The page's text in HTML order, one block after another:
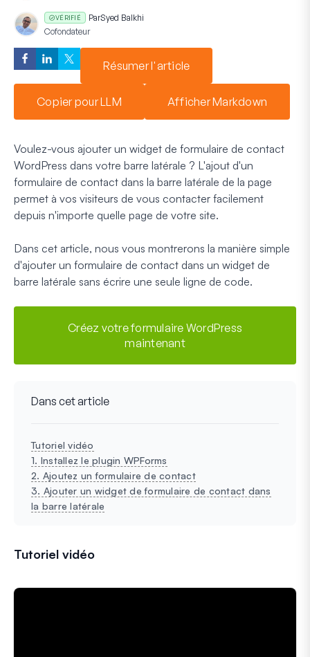
VÉRIFIÉ ParSyed Balkhi
Cofondateur
Résumer l'article
Copier pour LLM Afficher Markdown
Voulez-vous ajouter un widget de formulaire de contact
WordPress dans votre barre latérale ? L'ajout d'un
formulaire de contact dans la barre latérale de la page
permet à vos visiteurs de vous contacter facilement
depuis n'importe quelle page de votre site.
Dans cet article, nous vous montrerons la manière simple
d'ajouter un formulaire de contact dans un widget de
barre latérale sans écrire une seule ligne de code.
Créez votre formulaire WordPress
maintenant
Dans cet article
Tutoriel vidéo
1. Installez le plugin WPForms
2. Ajoutez un formulaire de contact
3. Ajouter un widget de formulaire de contact dans
la barre latérale
Tutoriel vidéo